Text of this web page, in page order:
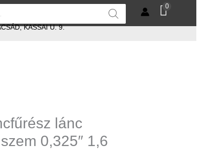
0
KASSAI U. 9.
lánc
0,325″ 1,6